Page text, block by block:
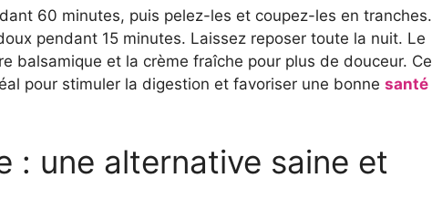
60 minutes, puis pelez-les et coupez-les en tranches.
pendant 15 minutes. Laissez reposer toute la nuit. Le
balsamique et la crème fraîche pour plus de douceur. Ce
pour stimuler la digestion et favoriser une bonne santé
: une alternative saine et